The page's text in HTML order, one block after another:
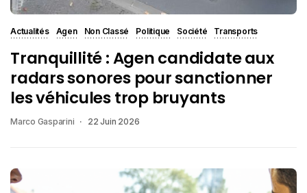
Actualités Agen Non Classé Politique Société Transports
Tranquillité : Agen candidate aux
radars sonores pour sanctionner
les véhicules trop bruyants
Marco Gasparini 22 Juin 2026